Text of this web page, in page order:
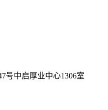
号中启厚业中心1306室